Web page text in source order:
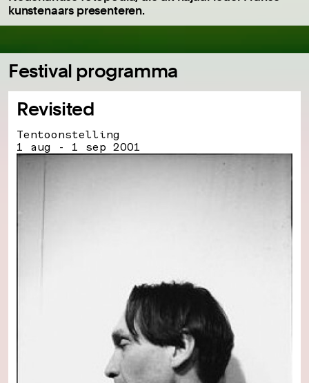
kunstenaars presenteren.
Festival programma
Revisited
Tentoonstelling
1 aug - 1 sep 2001